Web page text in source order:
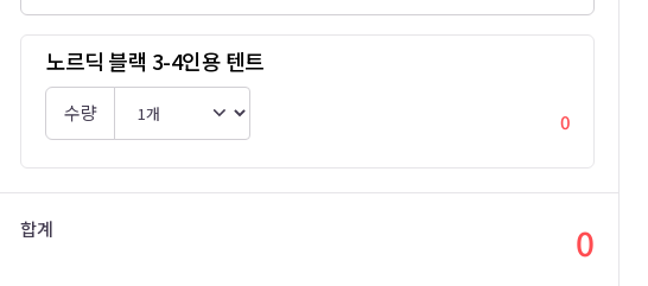
노르딕 블랙 3-4인용 텐트
수량 0
합계 0